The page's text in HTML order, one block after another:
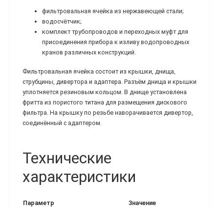
фильтровальная ячейка из нержавеющей стали;
водосчётчик;
комплект трубопроводов и переходных муфт для
присоединения прибора к изливу водопроводных
кранов различных конструкций.
Фильтровальная ячейка состоит из крышки, днища,
струбцины, дивертора и адаптера. Разъём днища и крышки
уплотняется резиновым кольцом. В днище установлена
фритта из пористого титана для размещения дискового
фильтра. На крышку по резьбе наворачивается дивертор,
соединённый с адаптером.
Технические
характеристики
Параметр
Значение